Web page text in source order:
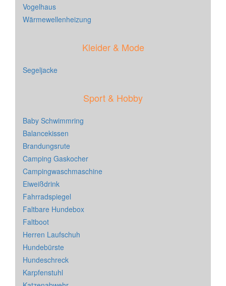
Vogelhaus
Wärmewellenheizung
Kleider & Mode
Segeljacke
Sport & Hobby
Baby Schwimmring
Balancekissen
Brandungsrute
Camping Gaskocher
Campingwaschmaschine
Eiweißdrink
Fahrradspiegel
Faltbare Hundebox
Faltboot
Herren Laufschuh
Hundebürste
Hundeschreck
Karpfenstuhl